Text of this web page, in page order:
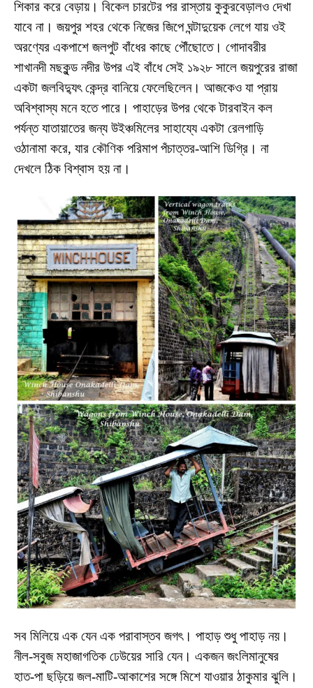
শিকার করে বেড়ায়। বিকেল চারটের পর রাস্তায় কুকুরবেড়ালও দেখা
যাবে না। জয়পুর শহর থেকে নিজের জিপে ঘন্টাদুয়েক লেগে যায় ওই
অরণ্যের একপাশে জলপুট বাঁধের কাছে পৌঁছোতে। গোদাবরীর
শাখানদী মছকুন্ড নদীর উপর এই বাঁধে সেই ১৯২৮ সালে জয়পুরের রাজা
একটা জলবিদ্যুৎ কেন্দ্র বানিয়ে ফেলেছিলেন। আজকেও যা প্রায়
অবিশ্বাস্য মনে হতে পারে। পাহাড়ের উপর থেকে টারবাইন কল
পর্যন্ত যাতায়াতের জন্য উইঞ্চমিলের সাহায্যে একটা রেলগাড়ি
ওঠানামা করে, যার কৌণিক পরিমাপ পঁচাত্তর-আশি ডিগ্রি। না
দেখলে ঠিক বিশ্বাস হয় না।
সব মিলিয়ে এক যেন এক পরাবাস্তব জগৎ। পাহাড় শুধু পাহাড় নয়।
নীল-সবুজ মহাজাগতিক ঢেউয়ের সারি যেন। একজন জংলিমানুষের
হাত-পা ছড়িয়ে জল-মাটি-আকাশের সঙ্গে মিশে যাওয়ার ঠাকুমার ঝুলি।